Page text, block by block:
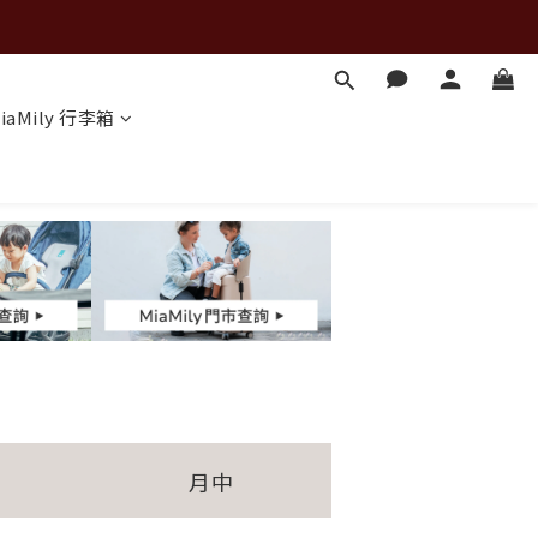
行李箱
月中